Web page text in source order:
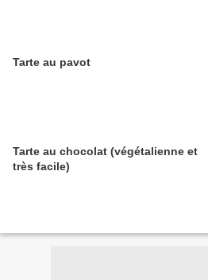
Tarte au pavot
Tarte au chocolat (végétalienne et
très facile)